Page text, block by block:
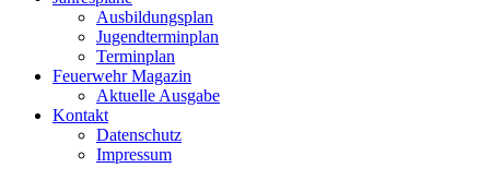
Ausbildungsplan
Jugendterminplan
Terminplan
Feuerwehr Magazin
Aktuelle Ausgabe
Kontakt
Datenschutz
Impressum